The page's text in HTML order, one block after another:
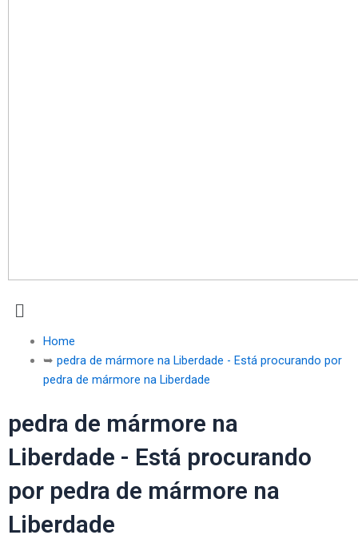
Menu
Home
➥ pedra de mármore na Liberdade - Está procurando por
pedra de mármore na Liberdade
pedra de mármore na
Liberdade - Está procurando
por pedra de mármore na
Liberdade